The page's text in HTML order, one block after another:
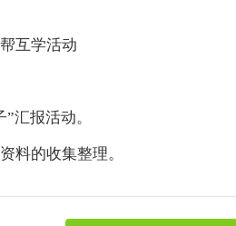
互学活动
汇报活动。
料的收集整理。